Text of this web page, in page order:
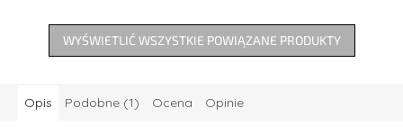
WYŚWIETLIĆ WSZYSTKIE POWIĄZANE PRODUKTY
Opis Podobne (1) Ocena Opinie